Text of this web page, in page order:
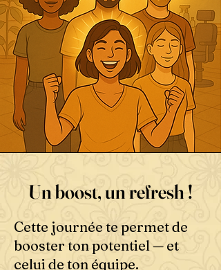
Un boost, un refresh !
Cette journée te permet de
booster ton potentiel — et
celui de ton équipe.